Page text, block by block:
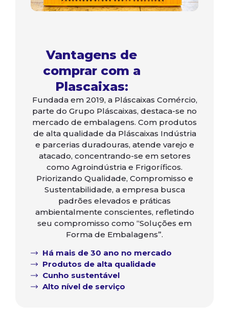
Vantagens de
comprar com a
Plascaixas:
Fundada em 2019, a Pláscaixas Comércio,
parte do Grupo Pláscaixas, destaca-se no
mercado de embalagens. Com produtos
de alta qualidade da Pláscaixas Indústria
e parcerias duradouras, atende varejo e
atacado, concentrando-se em setores
como Agroindústria e Frigoríficos.
Priorizando Qualidade, Compromisso e
Sustentabilidade, a empresa busca
padrões elevados e práticas
ambientalmente conscientes, refletindo
seu compromisso como “Soluções em
Forma de Embalagens”.
Há mais de 30 ano no mercado
Produtos de alta qualidade
Cunho sustentável
Alto nível de serviço